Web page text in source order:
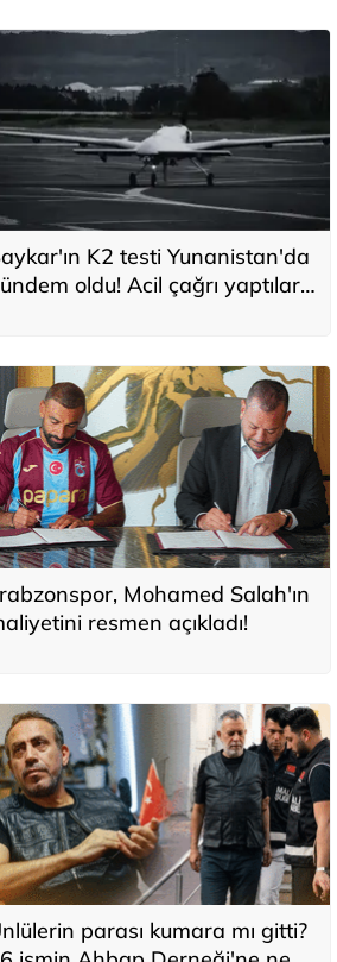
K2 testi Yunanistan'da
oldu! Acil çağrı yaptılar...
Mohamed Salah'ın
resmen açıkladı!
parası kumara mı gitti?